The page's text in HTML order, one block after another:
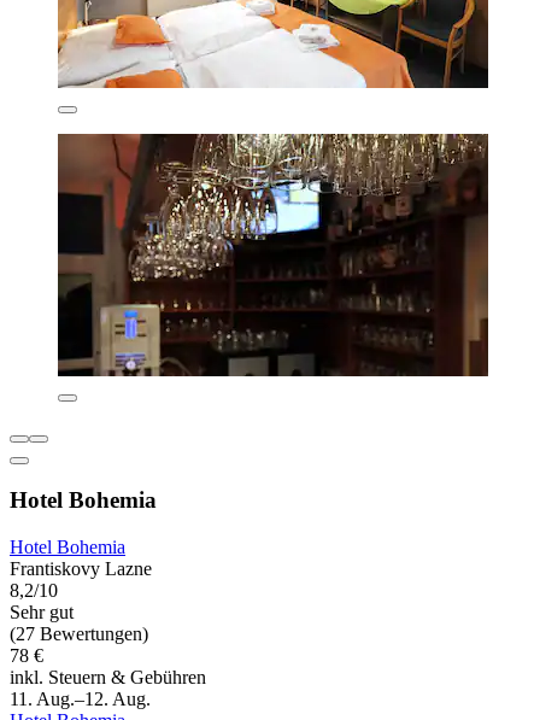
Hotel Bohemia
Hotel Bohemia
Frantiskovy Lazne
8,2/10
Sehr gut
(27 Bewertungen)
78 €
inkl. Steuern & Gebühren
11. Aug.–12. Aug.